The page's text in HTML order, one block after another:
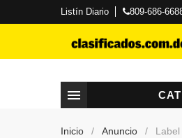
Listín Diario 809-686-
Inicio Anuncio Label